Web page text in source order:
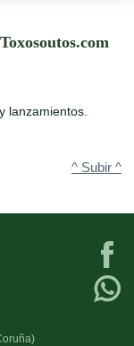
lanzamientos.
^ Subir ^